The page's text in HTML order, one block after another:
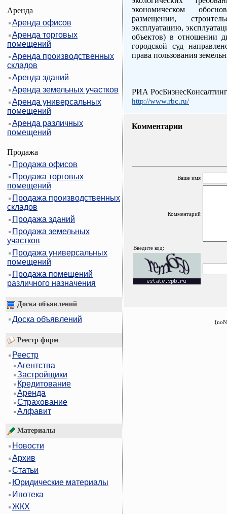
Аренда
Аренда офисов
Аренда торговых
помещений
Аренда производственных
складов
Аренда зданий
Аренда земельных участков
Аренда универсальных
помещений
Аренда различных
помещений
Продажа
Продажа офисов
Продажа торговых
помещений
Продажа производственных
складов
Продажа зданий
Продажа земельных
участков
Продажа универсальных
помещений
Продажа помещений
различного назначения
Доска объявлений
Доска объявлений
Реестр фирм
Реестр
Агентства
Застройщики
Кредитование
Аренда
Страхование
Алфавит
Материалы
Новости
Архив
Статьи
Юридические материалы
Ипотека
ЖКХ
экономическом
размещении,
эксплуатацию,
объектов) в отношении
городской суд
права пользования
РИА РосБизнесКонсалтинг
http://www.rbc.ru/
Комментарии
Ваше имя
Комментарий
Введите код: